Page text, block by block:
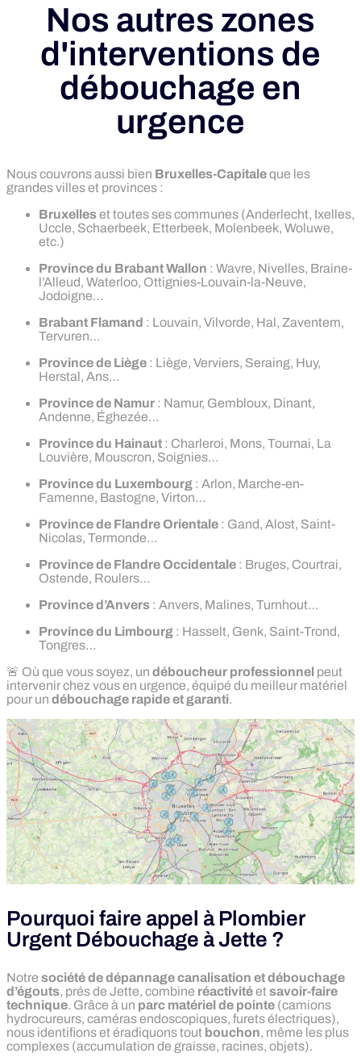
Nos autres zones
d'interventions de
débouchage en
urgence
Nous couvrons aussi bien Bruxelles-Capitaleque les
grandes villes et provinces :
Bruxelleset toutes ses communes (Anderlecht, Ixelles,
Uccle, Schaerbeek, Etterbeek, Molenbeek, Woluwe,
etc.)
Province du Brabant Wallon : Wavre, Nivelles, Braine-
l’Alleud, Waterloo, Ottignies-Louvain-la-Neuve,
Jodoigne…
Brabant Flamand : Louvain, Vilvorde, Hal, Zaventem,
Tervuren…
Province de Liège : Liège, Verviers, Seraing, Huy,
Herstal, Ans…
Province de Namur : Namur, Gembloux, Dinant,
Andenne, Éghezée…
Province du Hainaut : Charleroi, Mons, Tournai, La
Louvière, Mouscron, Soignies…
Province du Luxembourg : Arlon, Marche-en-
Famenne, Bastogne, Virton…
Province de Flandre Orientale : Gand, Alost, Saint-
Nicolas, Termonde…
Province de Flandre Occidentale : Bruges, Courtrai,
Ostende, Roulers…
Province d’Anvers : Anvers, Malines, Turnhout…
Province du Limbourg : Hasselt, Genk, Saint-Trond,
Tongres…
🚨 Où que vous soyez, un déboucheur professionnel peut
intervenir chez vous en urgence, équipé du meilleur matériel
pour un débouchage rapide et garanti.
Pourquoi faire appel à Plombier
Urgent Débouchage à Jette ?
Notre société de dépannage canalisation et débouchage
d’égouts, prés de Jette, combine réactivitéetsavoir-faire
technique. Grâce à un parc matériel de pointe (camions
hydrocureurs, caméras endoscopiques, furets électriques),
nous identifions et éradiquons tout bouchon, même les plus
complexes (accumulation de graisse, racines, objets).